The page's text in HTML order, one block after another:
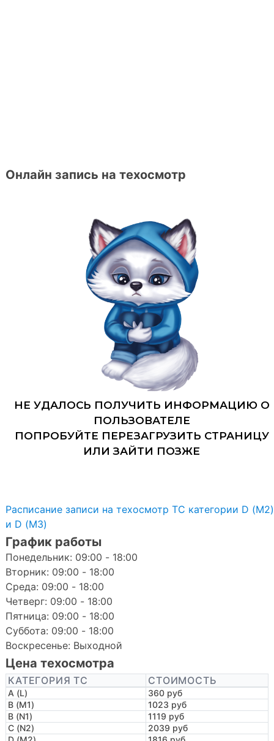
Онлайн запись на техосмотр
Расписание записи на техосмотр ТС категории D (M2)
и D (M3)
График работы
Понедельник: 09:00 - 18:00
Вторник: 09:00 - 18:00
Среда: 09:00 - 18:00
Четверг: 09:00 - 18:00
Пятница: 09:00 - 18:00
Суббота: 09:00 - 18:00
Воскресенье: Выходной
Цена техосмотра
КАТЕГОРИЯ ТС СТОИМОСТЬ
A (L)
360 руб
B (M1)
1023 руб
B (N1)
1119 руб
C (N2)
2039 руб